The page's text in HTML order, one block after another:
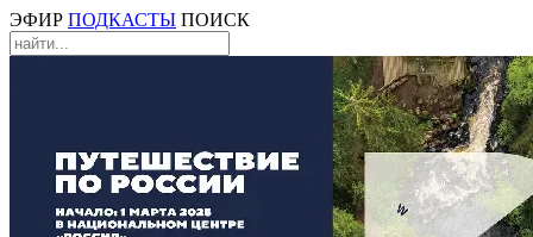
ЭФИР ПОДКАСТЫ ПОИСК